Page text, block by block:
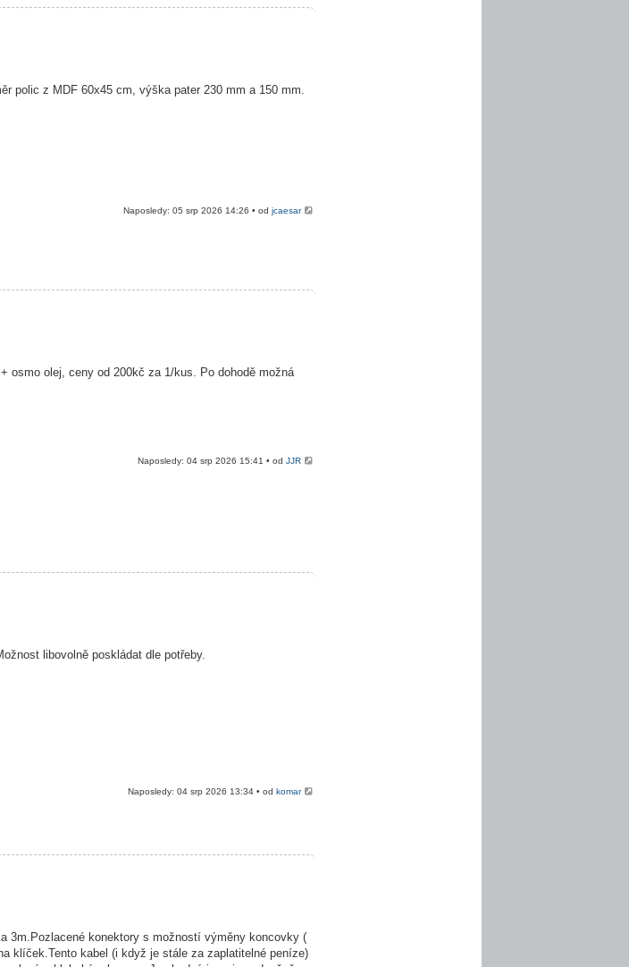
polic z MDF 60x45 cm, výška pater 230 mm a 150 mm.
Naposledy: 05 srp 2026 14:26 • odjcaesar
osmo olej, ceny od 200kč za 1/kus. Po dohodě možná
Naposledy: 04 srp 2026 15:41 • odJJR
libovolně poskládat dle potřeby.
Naposledy: 04 srp 2026 13:34 • odkomar
3m.Pozlacené konektory s možností výměny koncovky (
klíček.Tento kabel (i když je stále za zaplatitelné peníze)